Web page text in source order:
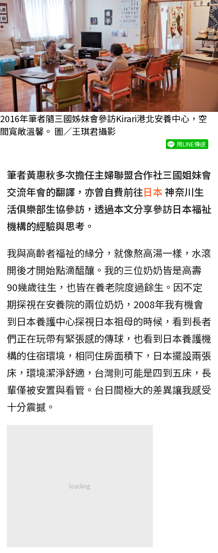
2016年筆者隨三國姊妹會參訪Kirari港北安養中心，空
間寬敞溫馨。 圖／王琪君攝影
用LINE傳送
筆者黃惠秋多次擔任主婦聯盟合作社三國姐妹會
交流年會的翻譯，亦曾自費前往日本神奈川生
活俱樂部生協參訪，透過本文分享參訪日本福祉
機構的經驗與思考。
我與高齡者福祉的緣分，就像熬高湯一樣，水滾
開後才開始點滴醞釀。我的三位奶奶皆是高壽
90幾歲往生，也皆在養老院度過餘生。因不定
期探視在安養院的兩位奶奶，2008年我有機會
到日本養護中心探視日本祖母的時候，看到長者
們正在玩帶有緊張感的傳球，也看到日本養護機
構的住宿環境，相同住房面積下，日本擺設兩張
床，環境潔淨舒適，台灣則可能是四到五床，長
輩僅被安置與看管。台日間極大的差異讓我感受
十分震撼。